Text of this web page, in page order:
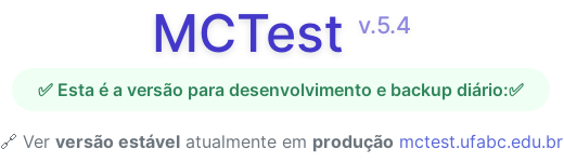
MCTest v.5.4
✅ Esta é a versão para desenvolvimento e backup diário:✅
🔗 Ver versão estávelatualmente em produção mctest.ufabc.edu.br